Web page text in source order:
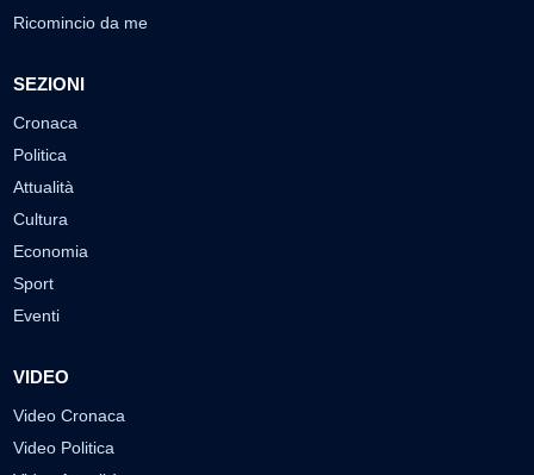
Ricomincio da me
SEZIONI
Cronaca
Politica
Attualità
Cultura
Economia
Sport
Eventi
VIDEO
Video Cronaca
Video Politica